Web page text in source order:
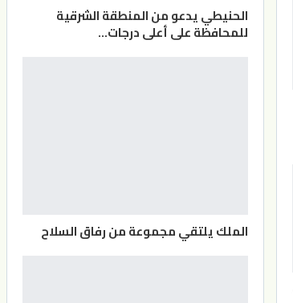
الحنيطي يدعو من المنطقة الشرقية
للمحافظة على أعلى درجات…
الملك يلتقي مجموعة من رفاق السلاح